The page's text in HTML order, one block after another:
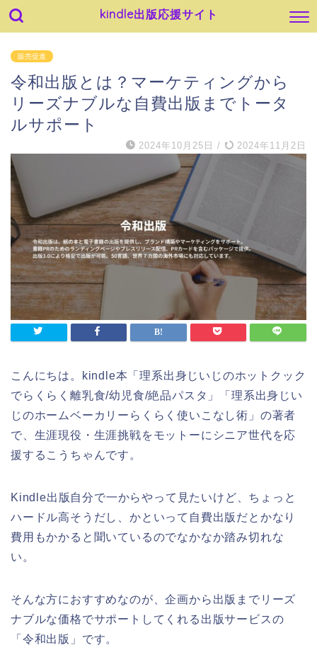
kindle出版応援サイト
販売促進
令和出版とは？マーケティングから
リーズナブルな自費出版までトータ
ルサポート
2024年10月25日 / 2024年11月2日
こんにちは。kindle本「理系出身じいじのホットクック
でらくらく離乳食/幼児食/絶品パスタ」「理系出身じい
じのホームベーカリーらくらく使いこなし術」の著者
で、生涯現役・生涯挑戦をモットーにシニア世代を応
援するこうちゃんです。
Kindle出版自分で一からやって見たいけど、ちょっと
ハードル高そうだし、かといって自費出版だとかなり
費用もかかると聞いているのでなかなか踏み切れな
い。
そんな方におすすめなのが、企画から出版までリーズ
ナブルな価格でサポートしてくれる出版サービスの
「令和出版」です。